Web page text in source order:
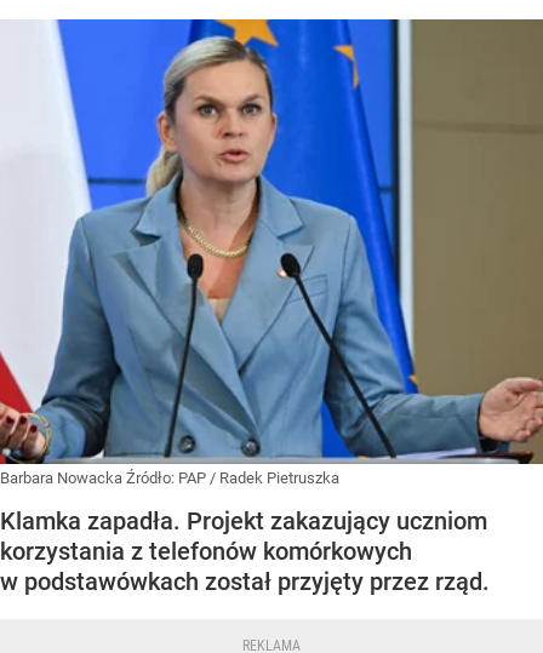
Barbara Nowacka Źródło: PAP / Radek Pietruszka
Klamka zapadła. Projekt zakazujący uczniom
korzystania z telefonów komórkowych
w podstawówkach został przyjęty przez rząd.